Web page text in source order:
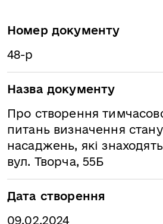
Номер документу
48-р
Назва документу
Про створення
питань визначення
насаджень, які
вул. Творча, 55Б
Дата створення
09.02.2024